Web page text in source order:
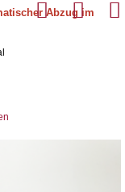
Abzug im